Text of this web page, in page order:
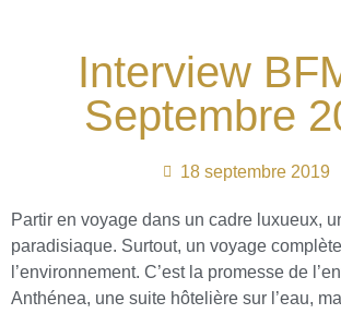
Interview
Septembre
18 septembre 2019
Partir en voyage dans un cadre luxueux,
paradisiaque. Surtout, un voyage
l’environnement. C’est la promesse de
Anthénea, une suite hôtelière sur l’eau,